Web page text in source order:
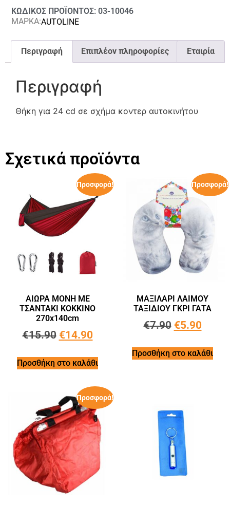
ΚΩΔΙΚΟΣ ΠΡΟΪΟΝΤΟΣ: 03-10046
ΜΑΡΚΑ:AUTOLINE
Περιγραφή Επιπλέον πληροφορίες Εταιρία
Περιγραφή
Θήκη για 24 cd σε σχήμα κοντερ αυτοκινήτου
Σχετικά προϊόντα
Προσφορά!
ΑΙΩΡΑ ΜΟΝΗ ΜΕ
ΤΣΑΝΤΑΚΙ ΚΟΚΚΙΝΟ
270x140cm
€15.90 €14.90
Προσθήκη στο καλάθι
Προσφορά!
ΜΑΞΙΛΑΡΙ ΛΑΙΜΟΥ
ΤΑΞΙΔΙΟΥ ΓΚΡΙ ΓΑΤΑ
€7.90 €5.90
Προσθήκη στο καλάθι
Προσφορά!